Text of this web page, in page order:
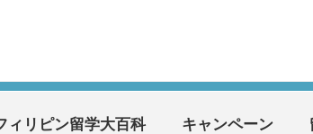
ィリピン留学大百科 キャンペーン